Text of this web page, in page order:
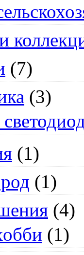
(7)
(3)
(1)
(1)
(4)
(1)